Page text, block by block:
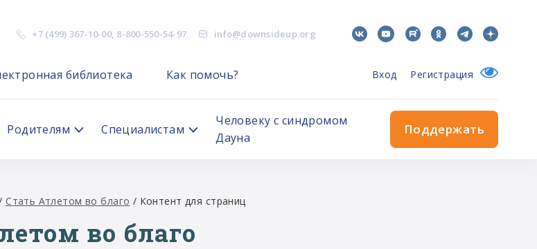
+7 (499) 367-10-00, 8-800-550-54-97 info@downsideup.org
библиотека Как помочь? Вход Регистрация
Родителям Специалистам
Человеку с синдромом
Дауна
Поддержать
Стать Атлетом во благо / Контент для страниц
во благо